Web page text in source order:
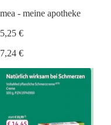
mea - meine apotheke
5,25 €
7,24 €